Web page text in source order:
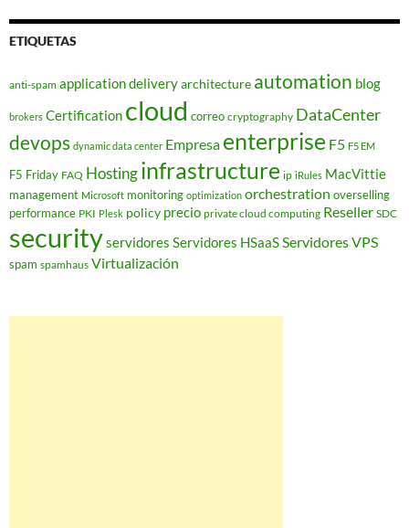
ETIQUETAS
anti-spam application deliveryarchitecture automation blog
brokers Certification cloud correo cryptography DataCenter
devops dynamic data center Empresa enterprise F5 F5 EM
F5 Friday FAQ Hostinginfrastructure ip iRules MacVittie
management Microsoft monitoring optimization orchestration overselling
performance PKI Plesk policy precio private cloud computing Reseller SDC
securityservidores Servidores HSaaSServidores VPS
spam spamhaus Virtualización